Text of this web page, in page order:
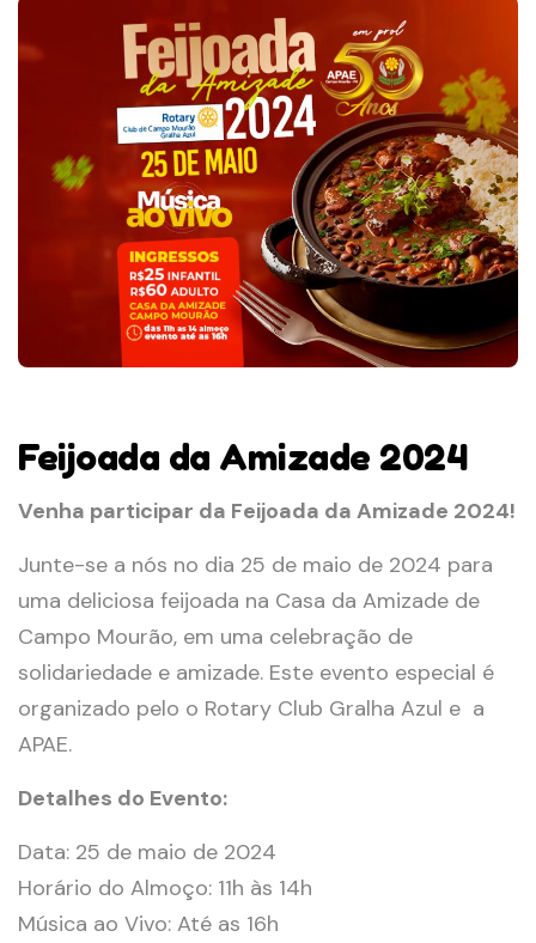
Feijoada da Amizade 2024
Venha participar da Feijoada da Amizade 2024!
Junte-se a nós no dia 25 de maio de 2024 para
uma deliciosa feijoada na Casa da Amizade de
Campo Mourão, em uma celebração de
solidariedade e amizade. Este evento especial é
organizado pelo o Rotary Club Gralha Azul e a
APAE.
Detalhes do Evento:
Data: 25 de maio de 2024
Horário do Almoço: 11h às 14h
Música ao Vivo: Até as 16h